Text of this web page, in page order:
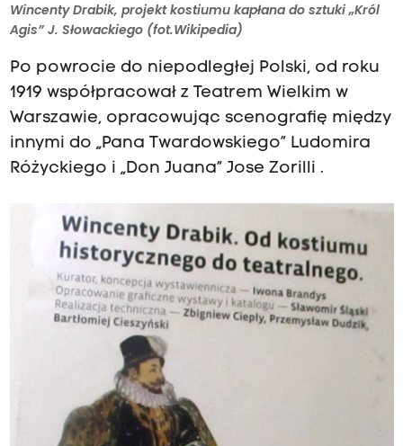
Wincenty Drabik, projekt kostiumu kapłana do sztuki „Król
Agis” J. Słowackiego (fot.Wikipedia)
Po powrocie do niepodległej Polski, od roku
1919 współpracował z Teatrem Wielkim w
Warszawie, opracowując scenografię między
innymi do „Pana Twardowskiego” Ludomira
Różyckiego i „Don Juana” Jose Zorilli .